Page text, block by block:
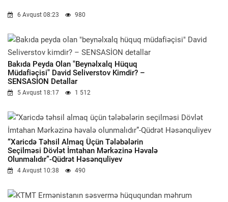
6 Avqust 08:23 980
Bakıda Peyda Olan "beynəlxalq Hüquq
Müdafiəçisi" David Seliverstov Kimdir? –
SENSASİON Detallar
5 Avqust 18:17 1 512
“Xaricdə Təhsil Almaq Üçün Tələbələrin
Seçilməsi Dövlət İmtahan Mərkəzinə Həvalə
Olunmalıdır”-Qüdrət Həsənquliyev
4 Avqust 10:38 490